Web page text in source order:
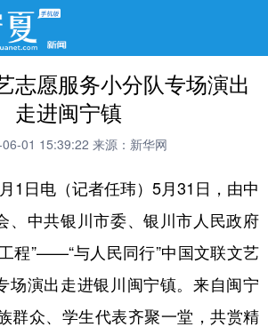
志愿服务小分队专场演出
走进闽宁镇
01 15:39:22 来源：新华网
日电（记者任玮）5月31日，由中
、中共银川市委、银川市人民政府
程”——“与人民同行”中国文联文艺
场演出走进银川闽宁镇。来自闽宁
群众、学生代表齐聚一堂，共赏精